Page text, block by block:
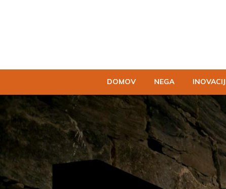
DOMOV NEGA